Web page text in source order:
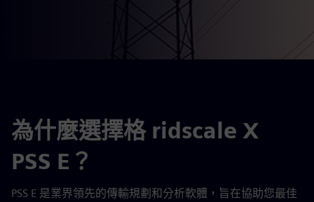
為什麼選擇格 ridscale X
PSS E？
PSS E 是業界領先的傳輸規劃和分析軟體，旨在協助您最佳